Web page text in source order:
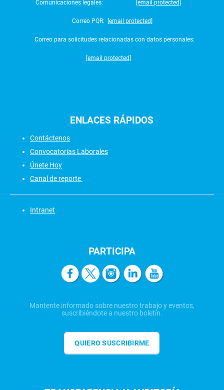
Comunicaciones legales: [email protected]
Correo PQR: [email protected]
Correo para solicitudes relacionadas con datos personales:
[email protected]
ENLACES RÁPIDOS
Contáctenos
Convocatorias Laborales
Únete Hoy
Canal de reporte
Intranet
PARTICIPA
Mantente informado sobre nuestro trabajo y eventos,
suscribiéndote a nuestro boletín.
QUIERO SUSCRIBIRME